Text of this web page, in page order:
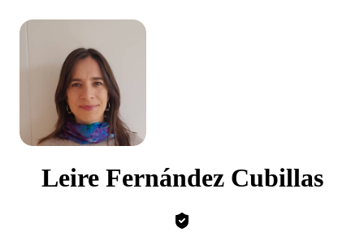
Leire Fernández Cubillas